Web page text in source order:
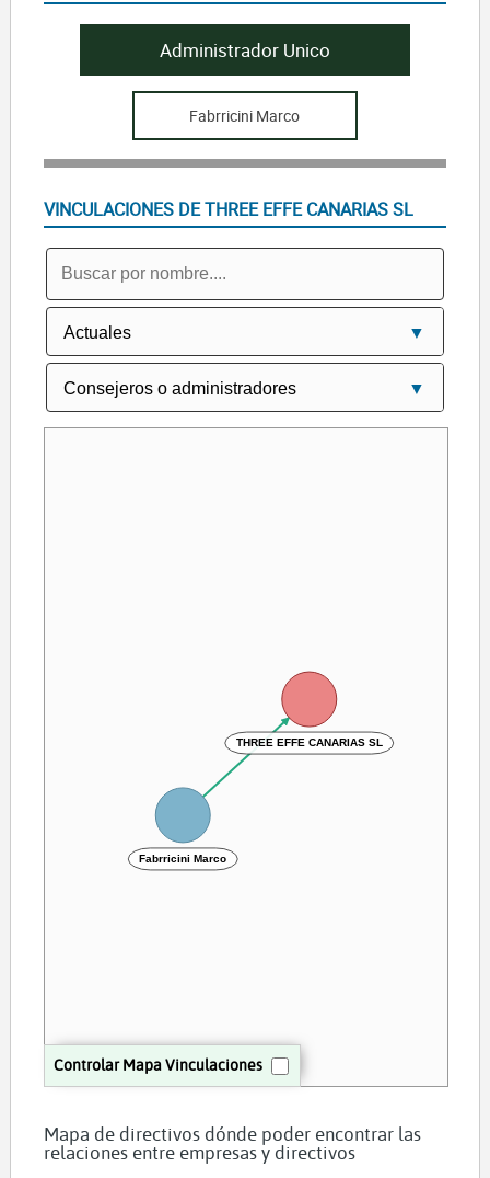
Administrador Unico
Fabrricini Marco
VINCULACIONES DE THREE EFFE CANARIAS SL
Controlar Mapa Vinculaciones
THREE EFFE CANARIAS SL
Fabrricini Marco
Mapa de directivos dónde poder encontrar las
relaciones entre empresas y directivos